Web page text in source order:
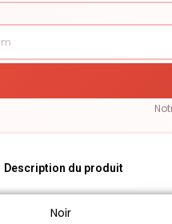
Description du produit
Noir